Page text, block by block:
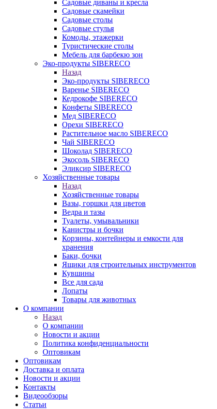
Садовые диваны и кресла
Садовые скамейки
Садовые столы
Садовые стулья
Комоды, этажерки
Туристические столы
Мебель для барбекю зон
Эко-продукты SIBERECO
Назад
Эко-продукты SIBERECO
Варенье SIBERECO
Кедрокофе SIBERECO
Конфеты SIBERECO
Мед SIBERECO
Орехи SIBERECO
Растительное масло SIBERECO
Чай SIBERECO
Шоколад SIBERECO
Экосоль SIBERECO
Эликсир SIBERECO
Хозяйственные товары
Назад
Хозяйственные товары
Вазы, горшки для цветов
Ведра и тазы
Туалеты, умывальники
Канистры и бочки
Корзины, контейнеры и емкости для
хранения
Баки, бочки
Ящики для строительных инструментов
Кувшины
Все для сада
Лопаты
Товары для животных
О компании
Назад
О компании
Новости и акции
Политика конфиденциальности
Оптовикам
Оптовикам
Доставка и оплата
Новости и акции
Контакты
Видеообзоры
Статьи